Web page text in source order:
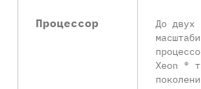
Процессор
До двух
Xeon ®